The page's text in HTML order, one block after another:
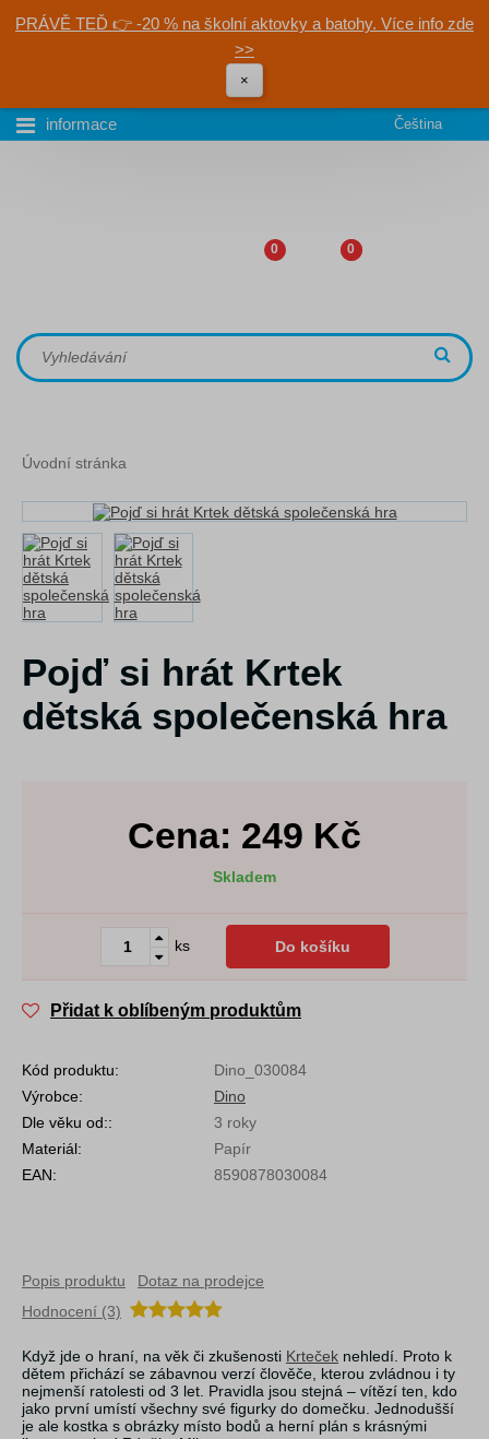
PRÁVĚ TEĎ 👉 -20 % na školní aktovky a batohy. Více info zde
>>
×
informace Čeština
0 0
Úvodní stránka
Pojď si hrát Krtek
dětská společenská hra
Cena: 249 Kč
Skladem
ks Do košíku
Přidat k oblíbeným produktům
Kód produktu:
Dino_030084
Výrobce:
Dino
Dle věku od::
3 roky
Materiál:
Papír
EAN:
8590878030084
Popis produktu
Dotaz na prodejce
Hodnocení (3)
Když jde o hraní, na věk či zkušenosti Krteček nehledí. Proto k
dětem přichází se zábavnou verzí člověče, kterou zvládnou i ty
nejmenší ratolesti od 3 let. Pravidla jsou stejná – vítězí ten, kdo
jako první umístí všechny své figurky do domečku. Jednodušší
je ale kostka s obrázky místo bodů a herní plán s krásnými